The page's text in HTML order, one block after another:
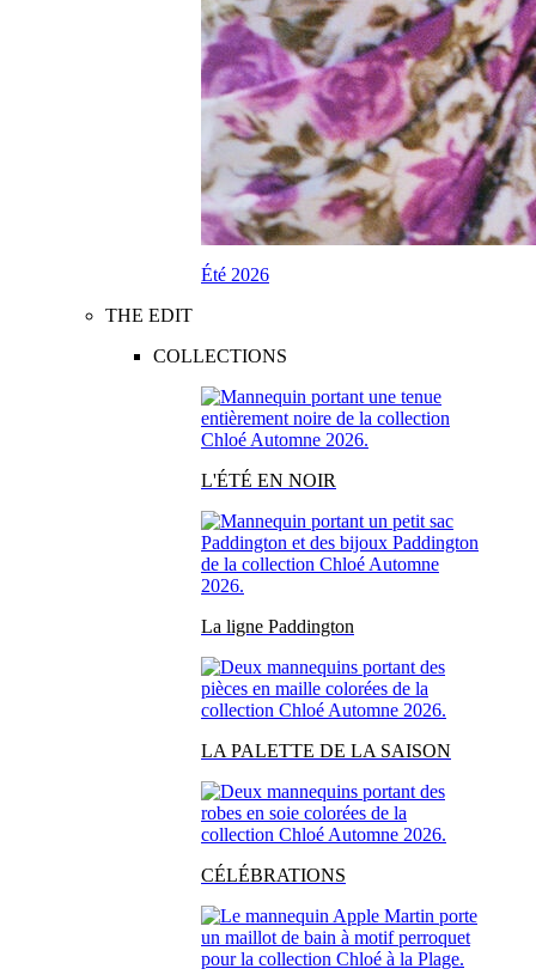
Été 2026
THE EDIT
COLLECTIONS
L'ÉTÉ EN NOIR
La ligne Paddington
LA PALETTE DE LA SAISON
CÉLÉBRATIONS